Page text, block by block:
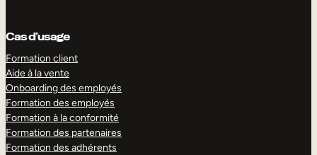
Cas d’usage
Formation client
Aide à la vente
Onboarding des employés
Formation des employés
Formation à la conformité
Formation des partenaires
Formation des adhérents